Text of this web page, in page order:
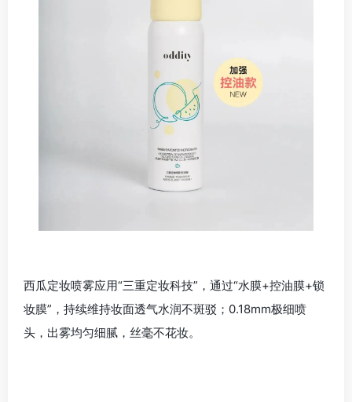
西瓜定妆喷雾应用“三重定妆科技”，通过“水膜+控油膜+锁
妆膜”，持续维持妆面透气水润不斑驳；0.18mm极细喷
头，出雾均匀细腻，丝毫不花妆。